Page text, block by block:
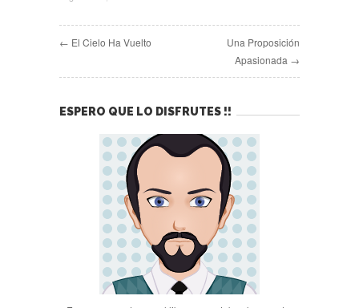
← El Cielo Ha Vuelto
Una Proposición
Apasionada →
ESPERO QUE LO DISFRUTES !!